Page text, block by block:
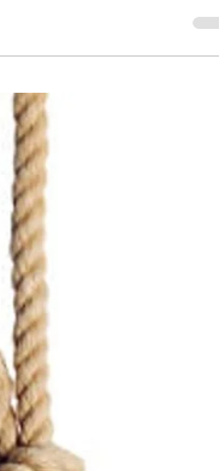
is a Canadian, though his